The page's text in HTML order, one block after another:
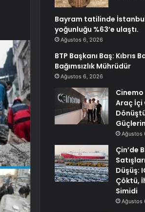
Bayram tatilinde
yoğunluğu %63’e ulaştı.
Ağustos 6, 2026
BTP Başkanı Baş: Kıbrıs
Bağımsızlık Mührüdür
Ağustos 6, 2026
Cinemo
Araç İçi
Ağustos
Çin’de
Düşüş:
Çöktü,
Simidi
Ağustos